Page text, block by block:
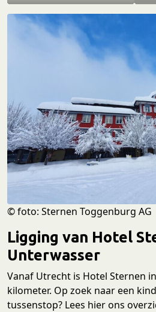
© foto: Sternen Toggenburg AG
Ligging van Hotel
Unterwasser
Vanaf Utrecht is Hotel Sternen
kilometer. Op zoek naar een
tussenstop? Lees hier ons